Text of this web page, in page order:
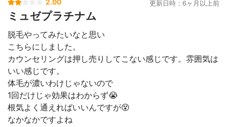
2.00 更新日時：6ヶ月以上前
ミュゼプラチナム
脱毛やってみたいなと思い
こちらにしました。
カウンセリングは押し売りしてこない感じです。雰囲気は
いい感じです。
体毛が濃いわけじゃないので
1回だけじゃ効果はわからず😭
根気よく通えればいいんですが😵
なかなかですよね